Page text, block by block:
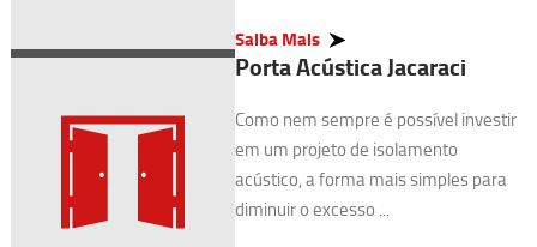
Saiba Mais
Porta Acústica Jacaraci
Como nem sempre é possível investir
em um projeto de isolamento
acústico, a forma mais simples para
diminuir o excesso ...